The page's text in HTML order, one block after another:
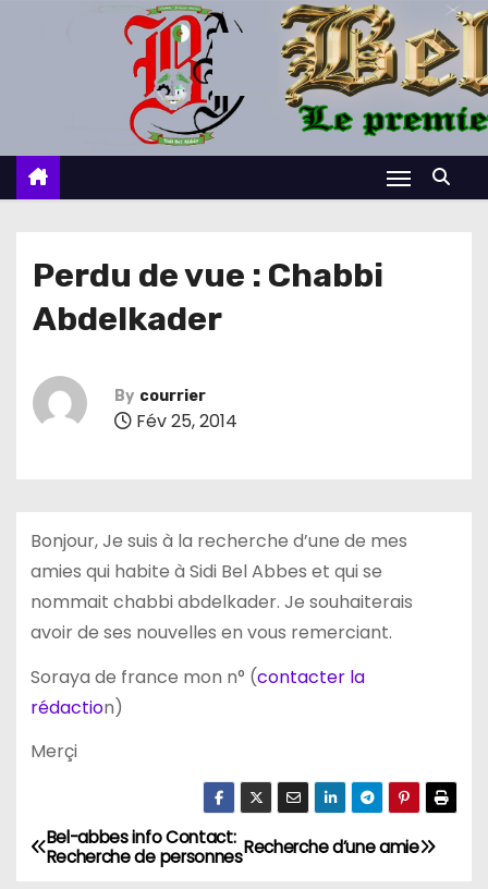
c
Perdu de vue : Chabbi
Abdelkader
By courrier
Fév 25, 2014
Bonjour, Je suis à la recherche d’une de mes
amies qui habite à Sidi Bel Abbes et qui se
nommait chabbi abdelkader. Je souhaiterais
avoir de ses nouvelles en vous remerciant.
Soraya de france mon n° (contacter la
rédaction)
Merçi
N
Recherche d’une amie
Bel-abbes info Contact:
Recherche de personnes